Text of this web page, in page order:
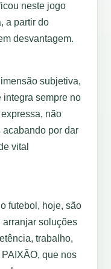
neste jogo
a partir do
desvantagem.
subjetiva,
integra sempre no
não
por dar
vital
futebol, hoje, são
arranjar soluções
trabalho,
que nos